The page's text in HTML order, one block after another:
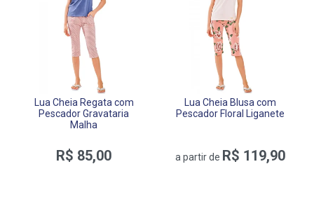
Lua Cheia Regata com
Pescador Gravataria
Malha
R$ 85,00
Lua Cheia Blusa com
Pescador Floral Liganete
a partir de R$ 119,90